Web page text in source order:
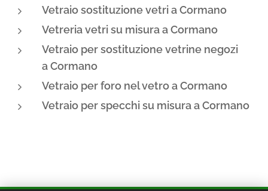
Vetraio sostituzione vetri aCormano
Vetreria vetri su misura aCormano
Vetraio per sostituzione vetrine negozi
aCormano
Vetraio per foro nel vetro aCormano
Vetraio per specchi su misura aCormano